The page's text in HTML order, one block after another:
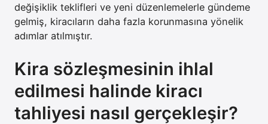
değişiklik teklifleri ve yeni düzenlemelerle gündeme
gelmiş, kiracıların daha fazla korunmasına yönelik
adımlar atılmıştır.
Kira sözleşmesinin ihlal
edilmesi halinde kiracı
tahliyesi nasıl gerçekleşir?